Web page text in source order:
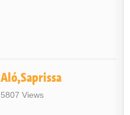
Aló,Saprissa
5807 Views